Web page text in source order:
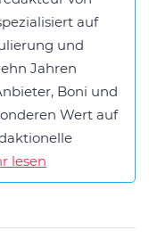
auf
und
Jahren
Boni und
Wert auf
lesen